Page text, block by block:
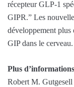
récepteur GLP-1
GIPR.” Les
développement plus
GIP dans le cerveau.
Plus
Robert M. Gutgesell